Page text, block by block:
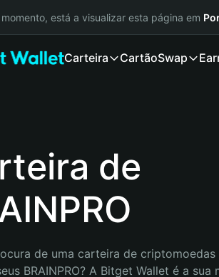
momento, está a visualizar esta página em
Carteira CartãoSwap
de
de uma carteira de criptomoedas
BRAINPRO? A Bitget Wallet é a sua